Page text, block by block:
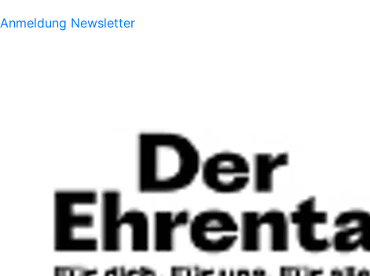
Anmeldung Newsletter